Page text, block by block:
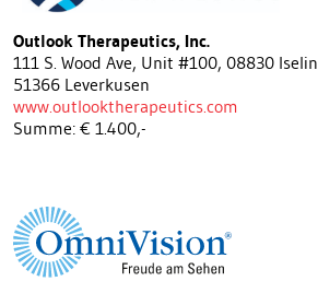
Outlook Therapeutics, Inc.
111 S. Wood Ave, Unit #100, 08830 Iselin
51366 Leverkusen
www.outlooktherapeutics.com
Summe: € 1.400,-